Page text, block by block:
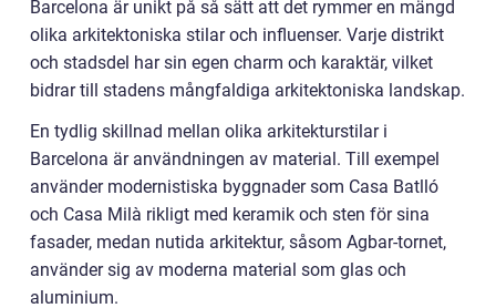
Barcelona är unikt på så sätt att det rymmer en mängd
olika arkitektoniska stilar och influenser. Varje distrikt
och stadsdel har sin egen charm och karaktär, vilket
bidrar till stadens mångfaldiga arkitektoniska landskap.
En tydlig skillnad mellan olika arkitekturstilar i
Barcelona är användningen av material. Till exempel
använder modernistiska byggnader som Casa Batlló
och Casa Milà rikligt med keramik och sten för sina
fasader, medan nutida arkitektur, såsom Agbar-tornet,
använder sig av moderna material som glas och
aluminium.